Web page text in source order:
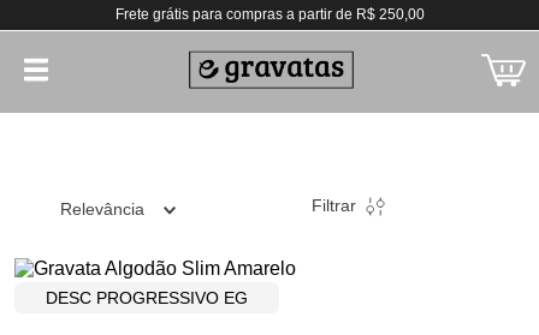
Frete grátis para compras a partir de R$ 250,00
Relevância Filtrar
DESC PROGRESSIVO EG